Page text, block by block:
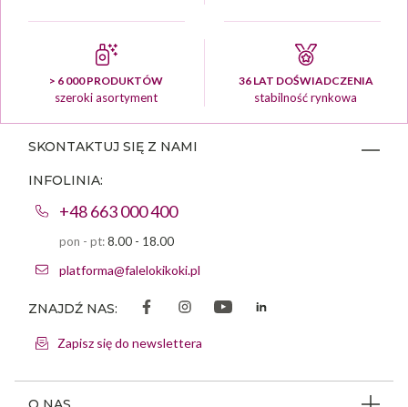
> 6 000 PRODUKTÓW
szeroki asortyment
36 LAT DOŚWIADCZENIA
stabilność rynkowa
SKONTAKTUJ SIĘ Z NAMI
INFOLINIA:
+48 663 000 400
pon - pt:8.00 - 18.00
platforma@falelokikoki.pl
ZNAJDŹ NAS:
Zapisz się do newslettera